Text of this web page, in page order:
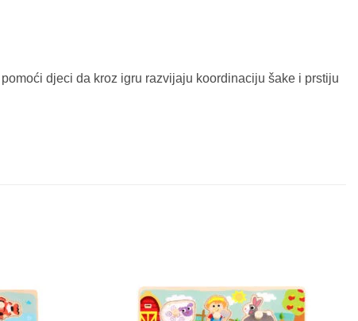
djeci da kroz igru razvijaju koordinaciju šake i prstiju
Sačuvaj
proizvod
Sačuvaj
proizvod